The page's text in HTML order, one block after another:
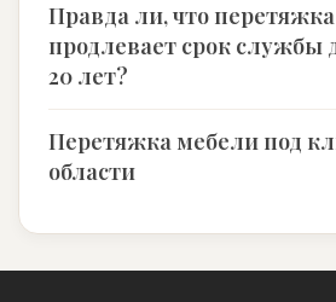
Правда ли, что
продлевает срок службы
20 лет?
Перетяжка мебели под
области